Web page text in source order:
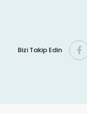
Bizi Takip Edin